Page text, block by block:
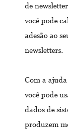
de
você pode
adesão ao
newsletters.
Com a
você pode
dados de
produzem